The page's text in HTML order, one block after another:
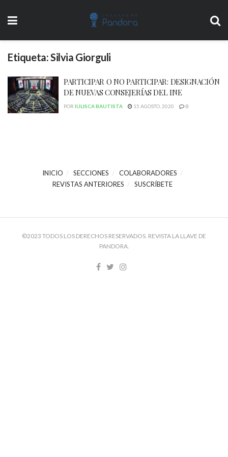
Etiqueta:Silvia Giorguli
PARTICIPAR O NO PARTICIPAR: DESIGNACIÓN
DE NUEVAS CONSEJERÍAS DEL INE
POR IULISCA BAUTISTA 15 AGOSTO, 2020 0
INICIO SECCIONES
COLABORADORES
REVISTAS ANTERIORES
SUSCRÍBETE
©2023 TODOS LOS DERECHOS RESERVADOS. REVISTA LA LLAVE DE
PANDORA.